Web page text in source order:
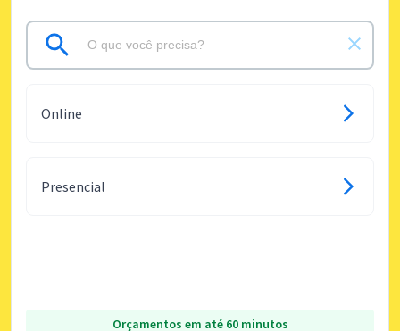
Online
Presencial
Orçamentos em até 60 minutos